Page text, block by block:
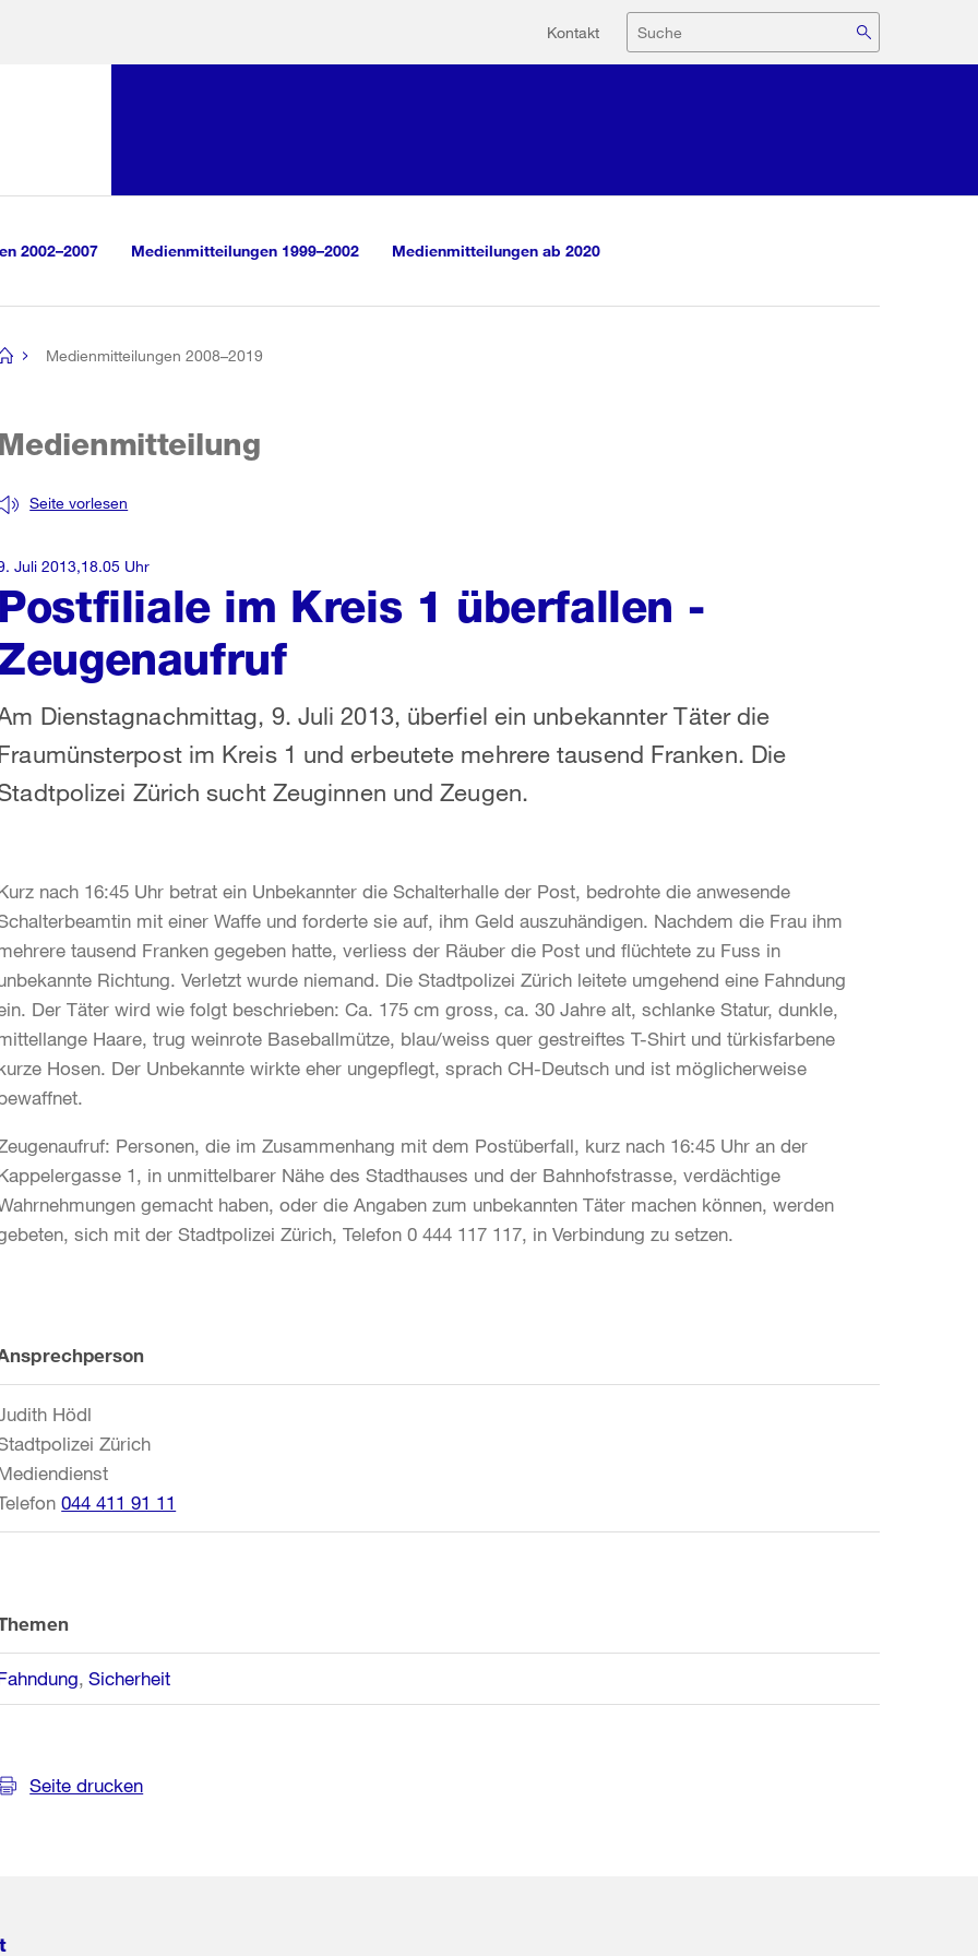
Hilfsnavigation
Kontakt Suche
2002–2007 Medienmitteilungen 1999–2002 Medienmitteilungen ab 2020
Medienmitteilungen 2008–2019
Postfiliale im Kreis 1 überfallen -
Seite vorlesen
Dienstagnachmittag, 9. Juli 2013, überfiel ein unbekannter Täter die
im Kreis 1 und erbeutete mehrere tausend Franken. Die
Zürich sucht Zeuginnen und Zeugen.
Juli 2013,18.05 Uhr
nach 16:45 Uhr betrat ein Unbekannter die Schalterhalle der Post, bedrohte die anwesende
mit einer Waffe und forderte sie auf, ihm Geld auszuhändigen. Nachdem die Frau ihm
tausend Franken gegeben hatte, verliess der Räuber die Post und flüchtete zu Fuss in
Richtung. Verletzt wurde niemand. Die Stadtpolizei Zürich leitete umgehend eine Fahndung
Der Täter wird wie folgt beschrieben: Ca. 175 cm gross, ca. 30 Jahre alt, schlanke Statur, dunkle,
Haare, trug weinrote Baseballmütze, blau/weiss quer gestreiftes T-Shirt und türkisfarbene
Hosen. Der Unbekannte wirkte eher ungepflegt, sprach CH-Deutsch und ist möglicherweise
Personen, die im Zusammenhang mit dem Postüberfall, kurz nach 16:45 Uhr an der
1, in unmittelbarer Nähe des Stadthauses und der Bahnhofstrasse, verdächtige
gemacht haben, oder die Angaben zum unbekannten Täter machen können, werden
sich mit der Stadtpolizei Zürich, Telefon 0 444 117 117, in Verbindung zu setzen.
Hödl
Zürich
044 411 91 11
Sicherheit
Seite drucken